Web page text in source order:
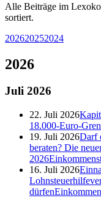
Alle Beiträge im
sortiert.
202620252024
2026
Juli 2026
22. Juli 2026
18.000-Euro-
19. Juli 2026Darf
beraten? Die
2026
16. Juli 2026
dürfen